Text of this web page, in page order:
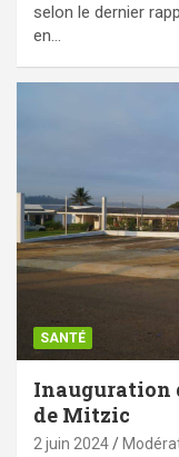
selon le dernier
en…
SANTÉ
Inauguration
de Mitzic
2 juin 2024